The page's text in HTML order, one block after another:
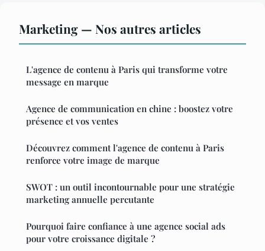
Marketing — Nos autres articles
L'agence de contenu à Paris qui transforme votre
message en marque
Agence de communication en chine : boostez votre
présence et vos ventes
Découvrez comment l'agence de contenu à Paris
renforce votre image de marque
SWOT : un outil incontournable pour une stratégie
marketing annuelle percutante
Pourquoi faire confiance à une agence social ads
pour votre croissance digitale ?